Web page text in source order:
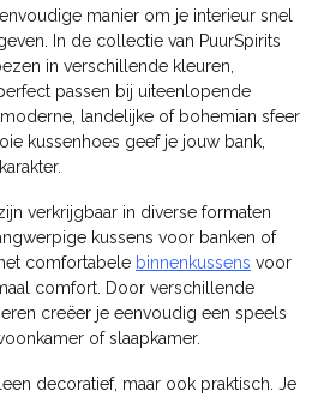
manier om je interieur snel
In de collectie van PuurSpirits
in verschillende kleuren,
passen bij uiteenlopende
landelijke of bohemian sfeer
kussenhoes geef je jouw bank,
verkrijgbaar in diverse formaten
kussens voor banken of
comfortabele binnenkussens voor
comfort. Door verschillende
creëer je eenvoudig een speels
of slaapkamer.
decoratief, maar ook praktisch. Je